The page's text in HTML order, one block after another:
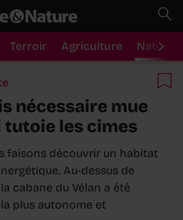
Terroir Agriculture Nature
nécessaire mue
les cimes
faisons découvrir un habitat
Au-dessus de
cabane du Vélan a été
plus autonome et